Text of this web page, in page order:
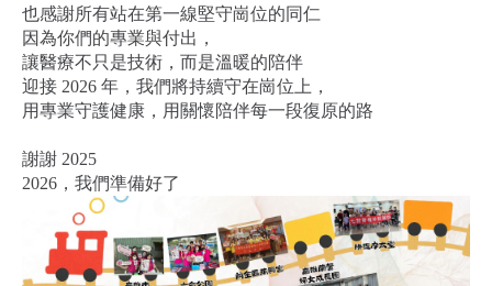
也感謝所有站在第一線堅守崗位的同仁
因為你們的專業與付出，
讓醫療不只是技術，而是溫暖的陪伴
迎接 2026 年，我們將持續守在崗位上，
用專業守護健康，用關懷陪伴每一段復原的路
謝謝 2025
2026，我們準備好了